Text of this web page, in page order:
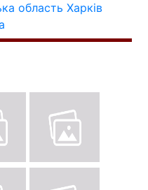
область Харків